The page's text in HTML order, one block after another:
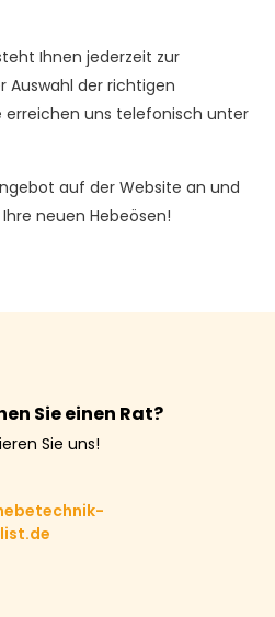
Ihnen jederzeit zur
Auswahl der richtigen
erreichen uns telefonisch unter
auf der Website an und
neuen Hebeösen!
Sie einen Rat?
Sie uns!